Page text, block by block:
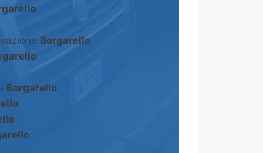
Borgarello
Borgarello